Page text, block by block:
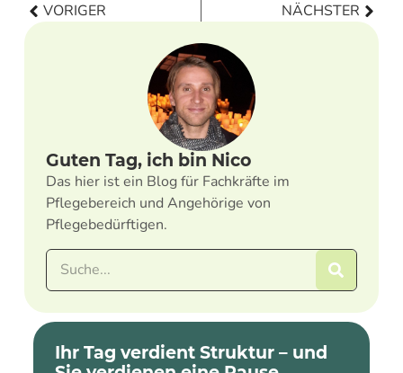
VORIGER
NÄCHSTER
Guten Tag, ich bin Nico
Das hier ist ein Blog für Fachkräfte im
Pflegebereich und Angehörige von
Pflegebedürftigen.
Ihr Tag verdient Struktur – und